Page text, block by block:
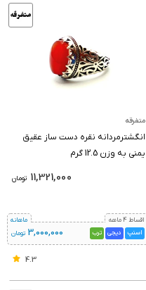
متفرقه
انگشترمردانه نقره دست ساز عقیق
یمنی به وزن 12.5 گرم
تومان 11,321,000
اقساط 4 ماهه
اسنپ
دیجی ترب 3,000,000 تومان
ماهانه
4.3